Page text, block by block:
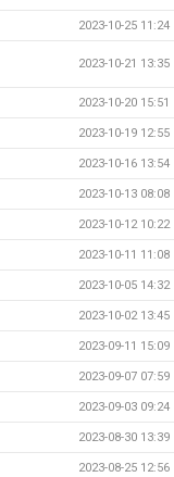
2023-10-25 11:24
2023-10-21 13:35
2023-10-20 15:51
2023-10-19 12:55
2023-10-16 13:54
2023-10-13 08:08
2023-10-12 10:22
2023-10-11 11:08
2023-10-05 14:32
2023-10-02 13:45
2023-09-11 15:09
2023-09-07 07:59
2023-09-03 09:24
2023-08-30 13:39
2023-08-25 12:56